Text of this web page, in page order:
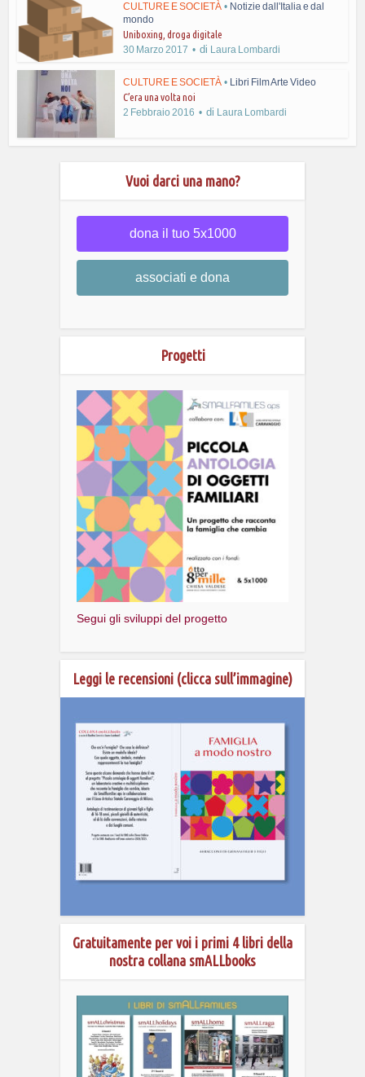
CULTURE E SOCIETÀ • Notizie dall'Italia e dal
mondo
Uniboxing, droga digitale
30 Marzo 2017
di Laura Lombardi
CULTURE E SOCIETÀ • Libri Film Arte Video
C’era una volta noi
2 Febbraio 2016
di Laura Lombardi
Vuoi darci una mano?
dona il tuo 5x1000
associati e dona
Progetti
Segui gli sviluppi del progetto
Leggi le recensioni (clicca sull’immagine)
Gratuitamente per voi i primi 4 libri della
nostra collana smALLbooks